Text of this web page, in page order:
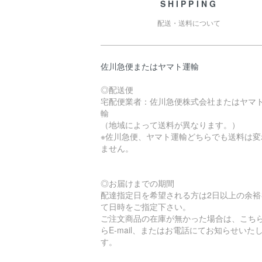
SHIPPING
配送・送料について
佐川急便またはヤマト運輸
◎配送便
宅配便業者：佐川急便株式会社またはヤマ
輸
（地域によって送料が異なります。）
※佐川急便、ヤマト運輸どちらでも送料は変
ません。
◎お届けまでの期間
配達指定日を希望される方は2日以上の余
て日時をご指定下さい。
ご注文商品の在庫が無かった場合は、こち
らE-mail、またはお電話にてお知らせいた
す。